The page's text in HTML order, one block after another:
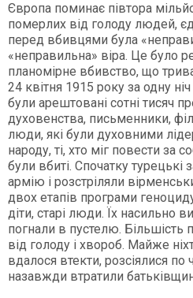
Європа поминає півтора
померлих від голоду людей,
перед вбивцями була
«неправильна» віра. Це було
планомірне вбивство, що
24 квітня 1915 року за одну
були арештовані сотні тисяч
духовенства, письменники,
люди, які були духовними
народу, ті, хто міг повести за
були вбиті. Спочатку турецькі
армію і розстріляли
двох етапів програми
діти, старі люди. Їх насильно
погнали в пустелю. Більшість
від голоду і хвороб. Майже
вдалося втекти, розсіялися по
назавжди втратили